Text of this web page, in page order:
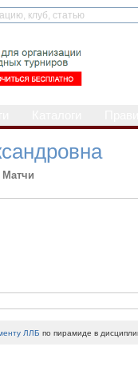
Матчи
ЛЛБ по пирамиде в